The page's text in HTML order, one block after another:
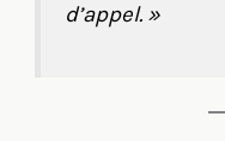
d’appel. »